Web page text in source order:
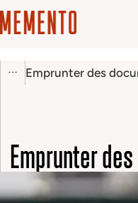
Emprunter des
Emprunter